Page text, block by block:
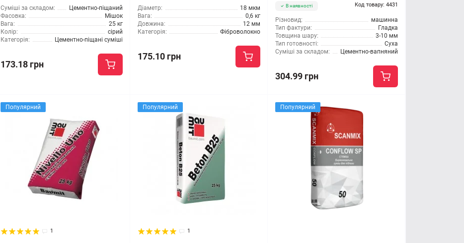
Суміші за складом:
Цементно-піщаний
Фасовка:
Мішок
Вага:
25 кг
Колір:
сірий
Категорія:
Цементно-піщані суміші
173.18 грн
Діаметр:
18 мкм
Вага:
0,6 кг
Довжина:
12 мм
Категорія:
Фіброволокно
175.10 грн
В наявності Код товару: 4431
Різновид:
машинна
Тип фактури:
Гладка
Товщина шару:
3-10 мм
Тип готовності:
Суха
Суміші за складом:
Цементно-вапняний
304.99 грн
Популярний
1
Популярний
1
Популярний